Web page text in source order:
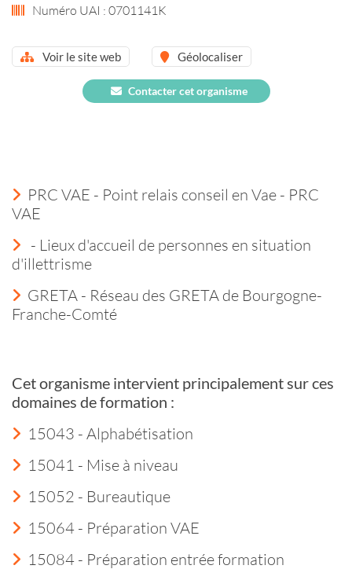
Numéro UAI : 0701141K
Voir le site web Géolocaliser
Contacter cet organisme
PRC VAE - Point relais conseil en Vae - PRC
VAE
- Lieux d'accueil de personnes en situation
d'illettrisme
GRETA - Réseau des GRETA de Bourgogne-
Franche-Comté
Cet organisme intervient principalement sur ces
domaines de formation :
15043 - Alphabétisation
15041 - Mise à niveau
15052 - Bureautique
15064 - Préparation VAE
15084 - Préparation entrée formation